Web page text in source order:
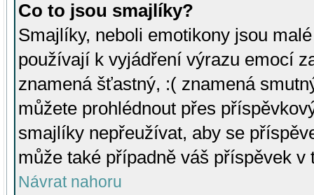
Co to jsou smajlíky?
Smajlíky, neboli emotikony jsou
používají k vyjádření výrazu emocí
znamená šťastný, :( znamená
můžete prohlédnout přes
smajlíky nepřeužívat, aby se
může také případně váš příspěvek v
Návrat nahoru